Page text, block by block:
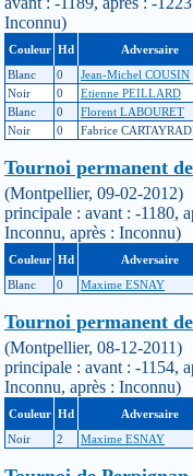
Inconnu)
Couleur Hd Adversaire
Blanc
0 Jean-Michel COUSIN
Noir
0 Etienne PEILLARD
Blanc
0 Florent LABOURET
Noir
0 Fabrice
Tournoi permanent
(Montpellier, 09-02-
principale : avant : -1180,
Inconnu, après : Inconnu)
Couleur Hd Adversaire
Blanc
0 Maxime ESNAY
Tournoi permanent
(Montpellier, 08-12-
principale : avant : -1154,
Inconnu, après : Inconnu)
Couleur Hd Adversaire
Noir
2 Maxime ESNAY